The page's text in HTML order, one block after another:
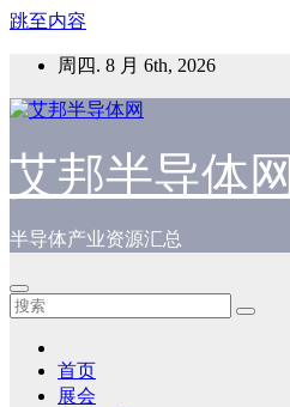
跳至内容
周四. 8 月 6th, 2026
艾邦半导体网
半导体产业资源汇总
首页
展会